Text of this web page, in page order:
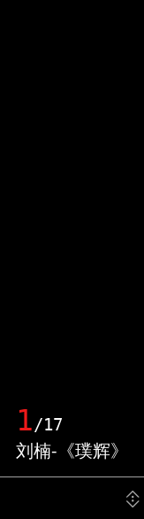
1/17
刘楠-《璞辉》